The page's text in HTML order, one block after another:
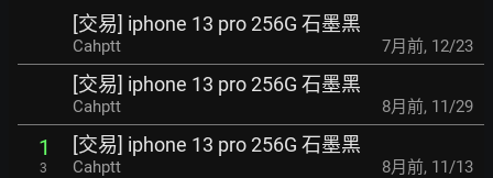
[交易] iphone 13 pro 256G 石墨黑
Cahptt 7月前, 12/23
[交易] iphone 13 pro 256G 石墨黑
Cahptt 8月前, 11/29
1
3
[交易] iphone 13 pro 256G 石墨黑
Cahptt 8月前, 11/13